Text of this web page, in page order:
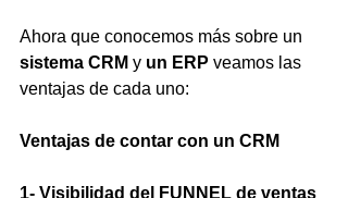
Ahora que conocemos más sobre un
sistema CRM y un ERP veamos las
ventajas de cada uno:
Ventajas de contar con un CRM
1- Visibilidad del FUNNEL de ventas